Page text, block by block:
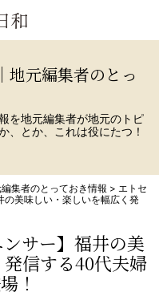
地元編集者のとっ
を地元編集者が地元のトピ
、とか、これは役にたつ！
集者のとっておき情報 >エトセ
の美味しい・楽しいを幅広く発
ンサー】福井の美
信する40代夫婦
！